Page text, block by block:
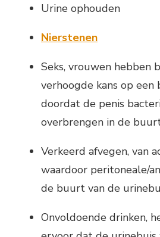
Urine ophouden
Nierstenen
Seks, vrouwen hebben
verhoogde kans op een
doordat de penis
overbrengen in de
Verkeerd afvegen, van
waardoor peritoneale/
de buurt van de
Onvoldoende drinken,